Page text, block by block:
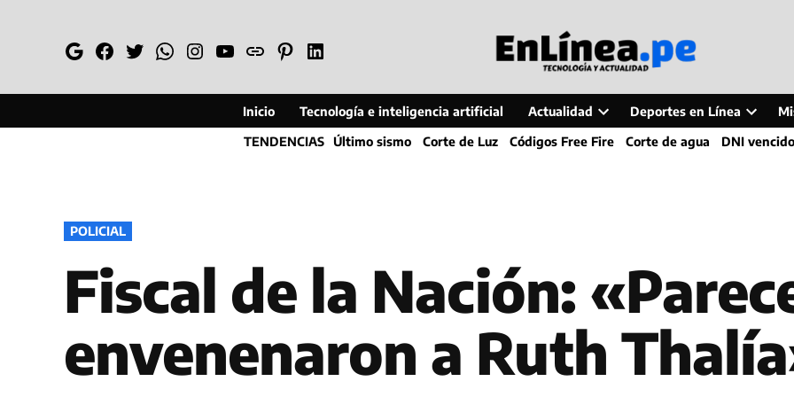
GoogleFacebook
TwitterWhatsapp
Instagram
YouTube
WebPinterestLinkedin
Inicio Tecnología e inteligencia artificial Actualidad
Open
dropdown
Deportes en Línea
Open
dropdown
TENDENCIAS Último sismo Corte de Luz Códigos Free Fire Corte de agua DNI vencido
PUBLICADO
EN
POLICIAL
Fiscal de la Nación:
envenenaron a Ruth